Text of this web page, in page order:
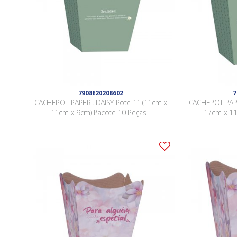
7908820208602
CACHEPOT PAPER . DAISY Pote 11 (11cm x
11cm x 9cm) Pacote 10 Peças .
CACHEPOT
17cm x